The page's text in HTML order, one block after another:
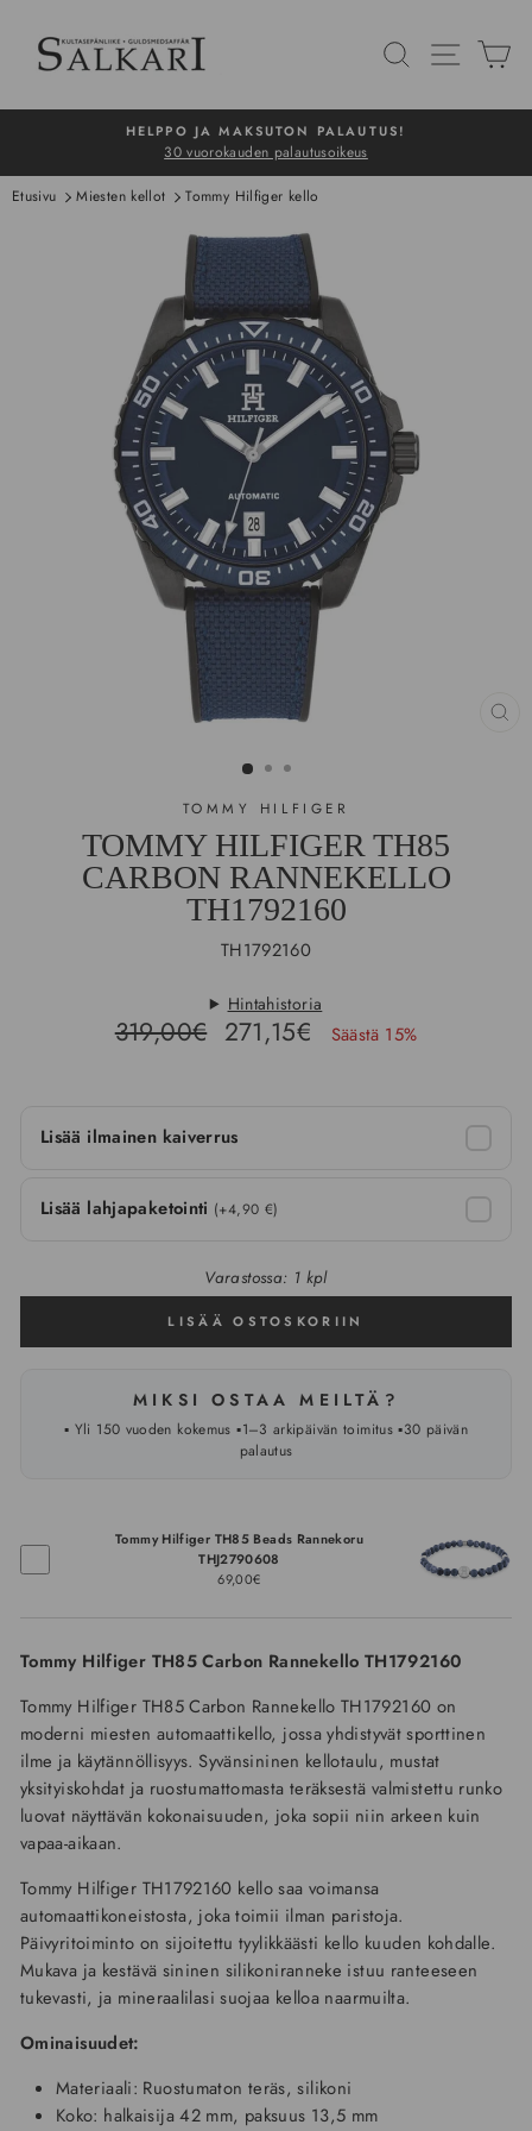
sisältöön
HAKU
Pysäytä
HELPPO JA MAKSUTON PALAUTUS!
30 vuorokauden palautusoikeus
Etusivu Miesten kellot Tommy Hilfiger kello
TOMMY HILFIGER
TOMMY HILFIGER TH85
CARBON RANNEKELLO
TH1792160
TH1792160
Hintahistoria
Hinta
319,00€
Ale-
271,15€ Säästä 15%
Lisää ilmainen kaiverrus
Lisää lahjapaketointi (+4,90 €)
Varastossa: 1 kpl
LISÄÄ OSTOSKORIIN
MIKSI OSTAA MEILTÄ?
▪️ Yli 150 vuoden kokemus ▪️1–3 arkipäivän toimitus ▪️30 päivän
palautus
Tommy Hilfiger TH85 Beads Rannekoru
THJ2790608
69,00€
Tommy Hilfiger TH85 Carbon Rannekello TH1792160
Tommy Hilfiger TH85 Carbon Rannekello TH1792160 on
moderni miesten automaattikello, jossa yhdistyvät sporttinen
ilme ja käytännöllisyys. Syvänsininen kellotaulu, mustat
yksityiskohdat ja ruostumattomasta teräksestä valmistettu runko
luovat näyttävän kokonaisuuden, joka sopii niin arkeen kuin
vapaa-aikaan.
Tommy Hilfiger TH1792160 kello saa voimansa
automaattikoneistosta, joka toimii ilman paristoja.
Päivyritoiminto on sijoitettu tyylikkäästi kello kuuden kohdalle.
Mukava ja kestävä sininen silikoniranneke istuu ranteeseen
tukevasti, ja mineraalilasi suojaa kelloa naarmuilta.
Ominaisuudet:
Materiaali: Ruostumaton teräs, silikoni
Koko: halkaisija 42 mm, paksuus 13,5 mm